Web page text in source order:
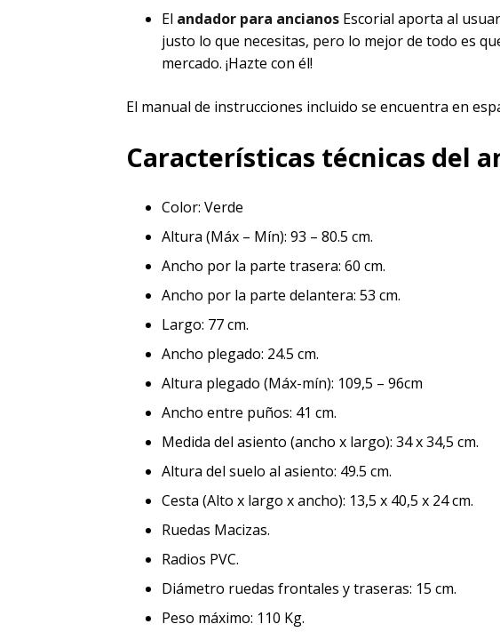
El andador para ancianos Escorial aporta al
justo lo que necesitas, pero lo mejor de todo es
mercado. ¡Hazte con él!
El manual de instrucciones incluido se encuentra en
Características técnicas del
Color: Verde
Altura (Máx – Mín): 93 – 80.5 cm.
Ancho por la parte trasera: 60 cm.
Ancho por la parte delantera: 53 cm.
Largo: 77 cm.
Ancho plegado: 24.5 cm.
Altura plegado (Máx-mín): 109,5 – 96cm
Ancho entre puños: 41 cm.
Medida del asiento (ancho x largo): 34 x 34,5 cm.
Altura del suelo al asiento: 49.5 cm.
Cesta (Alto x largo x ancho): 13,5 x 40,5 x 24 cm.
Ruedas Macizas.
Radios PVC.
Diámetro ruedas frontales y traseras: 15 cm.
Peso máximo: 110 Kg.